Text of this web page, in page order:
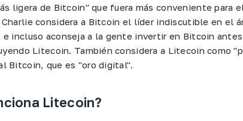
ligera de Bitcoin" que fuera más conveniente para
considera a Bitcoin el líder indiscutible en el
e incluso aconseja a la gente invertir en Bitcoin
Litecoin. También considera a Litecoin como
Bitcoin, que es "oro digital".
Litecoin?